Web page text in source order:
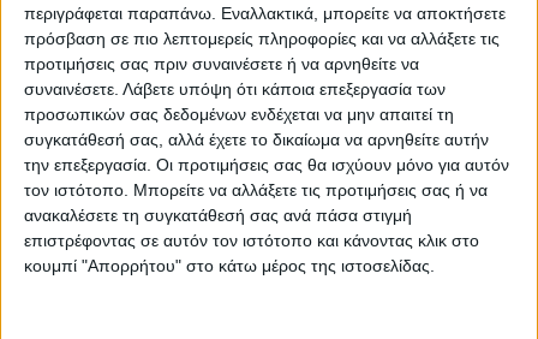
περιγράφεται παραπάνω. Εναλλακτικά, μπορείτε να αποκτήσετε
πρόσβαση σε πιο λεπτομερείς πληροφορίες και να αλλάξετε τις
προτιμήσεις σας πριν συναινέσετε ή να αρνηθείτε να
συναινέσετε. Λάβετε υπόψη ότι κάποια επεξεργασία των
προσωπικών σας δεδομένων ενδέχεται να μην απαιτεί τη
συγκατάθεσή σας, αλλά έχετε το δικαίωμα να αρνηθείτε αυτήν
την επεξεργασία. Οι προτιμήσεις σας θα ισχύουν μόνο για αυτόν
τον ιστότοπο. Μπορείτε να αλλάξετε τις προτιμήσεις σας ή να
ανακαλέσετε τη συγκατάθεσή σας ανά πάσα στιγμή
επιστρέφοντας σε αυτόν τον ιστότοπο και κάνοντας κλικ στο
κουμπί "Απορρήτου" στο κάτω μέρος της ιστοσελίδας.
citiespic.twitter.com/ibziauhE36
— OGCOM (@OGambling)June 23, 2021
Πηγή : in.gr
Τελευταίες Ειδήσεις Σήμερα
Ακολούθησε την εφημερίδα ΝΕΟΣ